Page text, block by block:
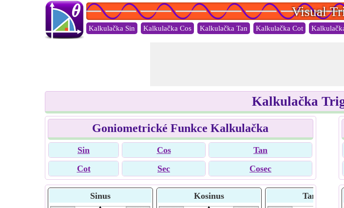
Visual
Kalkulačka Sin Kalkulačka Cos Kalkulačka Tan Kalkulačka Cot
Kalkulačka
Goniometrické Funkce Kalkulačka
Sin Cos
Tan
Cot
Sec Cosec
Sinus Kosinus Tangens